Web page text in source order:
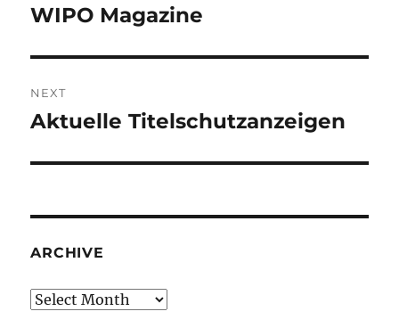
navigation
Previous
WIPO Magazine
NEXT
Next
Aktuelle Titelschutzanzeigen
ARCHIVE
Archive